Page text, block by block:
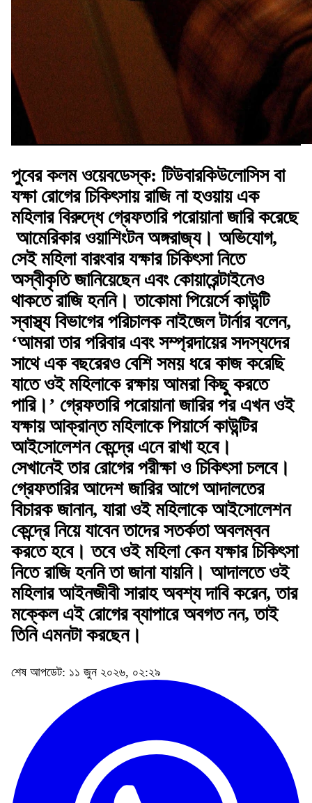
পুবের কলম ওয়েবডেস্ক: টিউবারকিউলোসিস বা
যক্ষা রোগের চিকিৎসায় রাজি না হওয়ায় এক
মহিলার বিরুদ্ধে গ্রেফতারি পরোয়ানা জারি করেছে
আমেরিকার ওয়াশিংটন অঙ্গরাজ্য। অভিযোগ,
সেই মহিলা বারংবার যক্ষার চিকিৎসা নিতে
অস্বীকৃতি জানিয়েছেন এবং কোয়ারেন্টাইনেও
থাকতে রাজি হননি। তাকোমা পিয়ের্সে কাউন্টি
স্বাস্থ্য বিভাগের পরিচালক নাইজেল টার্নার বলেন,
‘আমরা তার পরিবার এবং সম্প্রদায়ের সদস্যদের
সাথে এক বছরেরও বেশি সময় ধরে কাজ করেছি
যাতে ওই মহিলাকে রক্ষায় আমরা কিছু করতে
পারি।’ গ্রেফতারি পরোয়ানা জারির পর এখন ওই
যক্ষায় আক্রান্ত মহিলাকে পিয়ার্সে কাউন্টির
আইসোলেশন কেন্দ্রে এনে রাখা হবে।
সেখানেই তার রোগের পরীক্ষা ও চিকিৎসা চলবে।
গ্রেফতারির আদেশ জারির আগে আদালতের
বিচারক জানান, যারা ওই মহিলাকে আইসোলেশন
কেন্দ্রে নিয়ে যাবেন তাদের সতর্কতা অবলম্বন
করতে হবে। তবে ওই মহিলা কেন যক্ষার চিকিৎসা
নিতে রাজি হননি তা জানা যায়নি। আদালতে ওই
মহিলার আইনজীবী সারাহ অবশ্য দাবি করেন, তার
মক্কেল এই রোগের ব্যাপারে অবগত নন, তাই
তিনি এমনটা করছেন।
শেষ আপডেট: ১১ জুন ২০২৬, ০২:২৯